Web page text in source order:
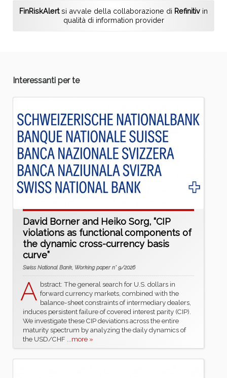
FinRiskAlertsi avvale della collaborazione di Refinitiv in
qualità di information provider
Interessanti per te
David Borner and Heiko Sorg, “CIP
violations as functional components of
the dynamic cross-currency basis
curve”
Swiss National Bank, Working paper n° 9/2026
A bstract: The general search for U.S. dollars in
forward currency markets, combined with the
balance-sheet constraints of intermediary dealers,
induces persistent failure of covered interest parity (CIP).
We investigate these CIP deviations across the entire
maturity spectrum by analyzing the daily dynamics of
the USD/CHF ...more »